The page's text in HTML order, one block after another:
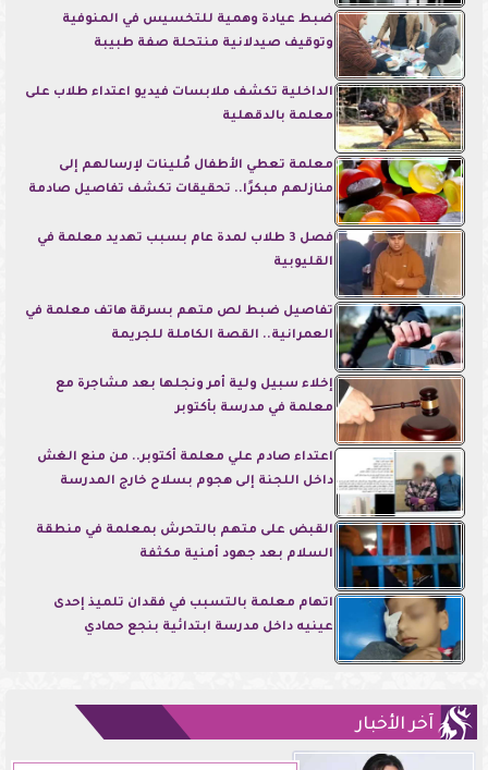
ضبط عيادة وهمية للتخسيس في المنوفية
وتوقيف صيدلانية منتحلة صفة طبيبة
الداخلية تكشف ملابسات فيديو اعتداء طلاب على
معلمة بالدقهلية
معلمة تعطي الأطفال مُلينات لإرسالهم إلى
منازلهم مبكرًا.. تحقيقات تكشف تفاصيل صادمة
فصل 3 طلاب لمدة عام بسبب تهديد معلمة في
القليوبية
تفاصيل ضبط لص متهم بسرقة هاتف معلمة في
العمرانية.. القصة الكاملة للجريمة
إخلاء سبيل ولية أمر ونجلها بعد مشاجرة مع
معلمة في مدرسة بأكتوبر
اعتداء صادم علي معلمة أكتوبر.. من منع الغش
داخل اللجنة إلى هجوم بسلاح خارج المدرسة
القبض على متهم بالتحرش بمعلمة في منطقة
السلام بعد جهود أمنية مكثفة
اتهام معلمة بالتسبب في فقدان تلميذ إحدى
عينيه داخل مدرسة ابتدائية بنجع حمادي
آخر الأخبار